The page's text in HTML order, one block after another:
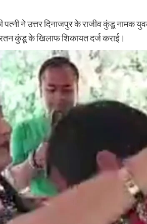
ने उत्तर दिनाजपुर के राजीव कुंडू नामक
कुंडू के खिलाफ शिकायत दर्ज कराई।
पड़े...